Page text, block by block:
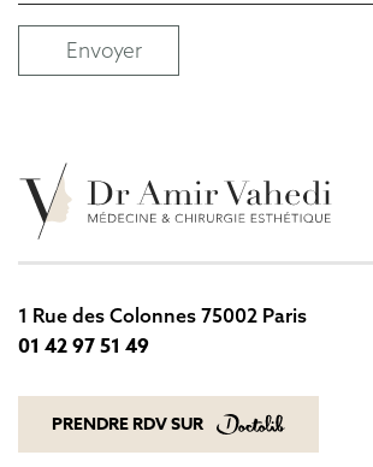
Envoyer
1 Rue des Colonnes 75002 Paris
01 42 97 51 49
PRENDRE RDV SUR